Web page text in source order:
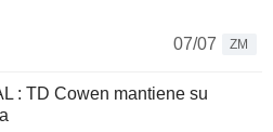
07/07
ZM
: TD Cowen mantiene su